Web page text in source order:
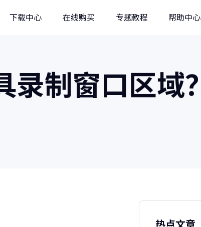
/课程模板
图法法AI图像检测
AI生图检测/AI换脸检测
片增强API
下载中心 在线购买 专题教程 帮助中心
制窗口区域？
热点文章